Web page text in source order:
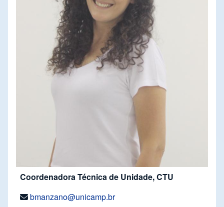
Coordenadora Técnica de Unidade, CTU
bmanzano@unicamp.br